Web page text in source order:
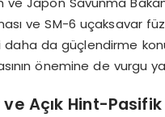
ve SM-6 uçaksavar
daha da güçlendirme
önemine de vurgu
ve Açık Hint-